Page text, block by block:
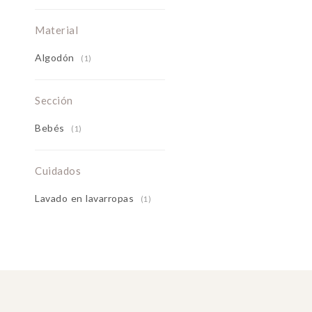
Material
Algodón (1)
Sección
Bebés (1)
Cuidados
Lavado en lavarropas (1)